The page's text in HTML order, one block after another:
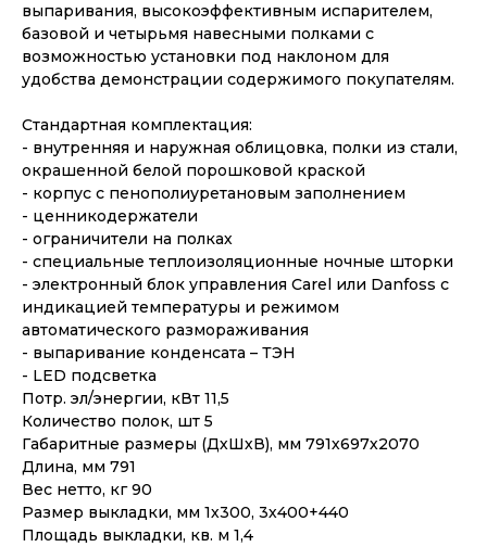
выпаривания, высокоэффективным испарителем,
базовой и четырьмя навесными полками с
возможностью установки под наклоном для
удобства демонстрации содержимого покупателям.
Стандартная комплектация:
- внутренняя и наружная облицовка, полки из стали,
окрашенной белой порошковой краской
- корпус с пенополиуретановым заполнением
- ценникодержатели
- ограничители на полках
- специальные теплоизоляционные ночные шторки
- электронный блок управления Carel или Danfoss с
индикацией температуры и режимом
автоматического размораживания
- выпаривание конденсата – ТЭН
- LED подсветка
Потр. эл/энергии, кВт 11,5
Количество полок, шт 5
Габаритные размеры (ДхШхВ), мм 791х697х2070
Длина, мм 791
Вес нетто, кг 90
Размер выкладки, мм 1х300, 3х400+440
Площадь выкладки, кв. м 1,4